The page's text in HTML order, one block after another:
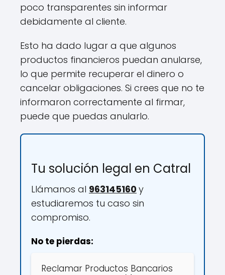
poco transparentes sin informar
debidamente al cliente.
Esto ha dado lugar a que algunos
productos financieros puedan anularse,
lo que permite recuperar el dinero o
cancelar obligaciones. Si crees que no te
informaron correctamente al firmar,
puede que puedas anularlo.
Tu solución legal en Catral
Llámanos al 963145160y
estudiaremos tu caso sin
compromiso.
No te pierdas:
Reclamar Productos Bancarios